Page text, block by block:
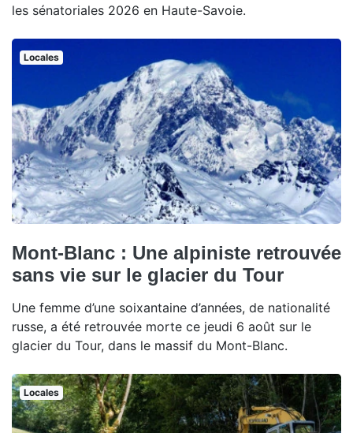
les sénatoriales 2026 en Haute-Savoie.
Locales
Mont-Blanc : Une alpiniste retrouvée
sans vie sur le glacier du Tour
Une femme d’une soixantaine d’années, de nationalité
russe, a été retrouvée morte ce jeudi 6 août sur le
glacier du Tour, dans le massif du Mont-Blanc.
Locales